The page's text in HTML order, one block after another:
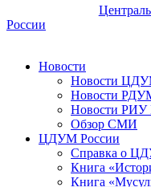
России
Новости
Новости
Новости
Новости
Обзор СМИ
ЦДУМ России
Справка о
Книга
Книга